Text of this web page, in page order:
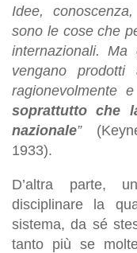
Idee,
sono le cose che
internazionali.
vengano
ragionevolmente
soprattutto che
nazionale”
1933).
D’altra parte,
disciplinare la
sistema, da sé
tanto più se